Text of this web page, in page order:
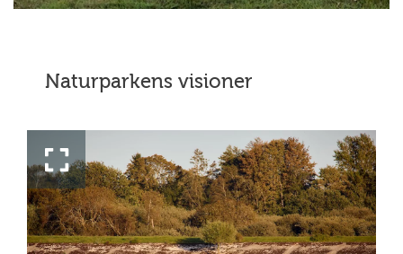
Naturparkens visioner